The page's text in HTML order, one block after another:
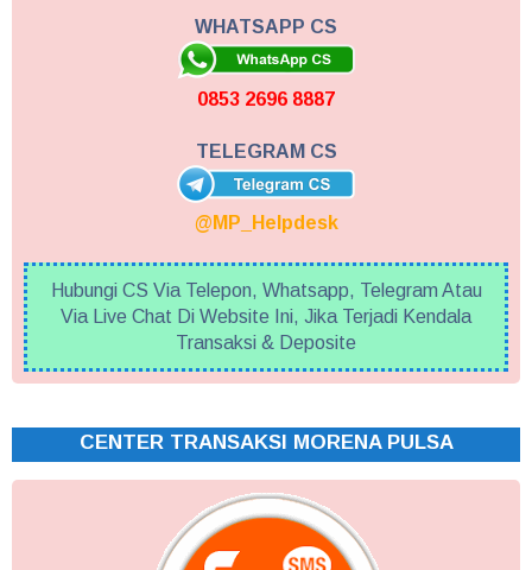
WHATSAPP CS
0853 2696 8887
TELEGRAM CS
@MP_Helpdesk
Hubungi CS Via Telepon, Whatsapp, Telegram Atau
Via Live Chat Di Website Ini, Jika Terjadi Kendala
Transaksi & Deposite
CENTER TRANSAKSI MORENA PULSA